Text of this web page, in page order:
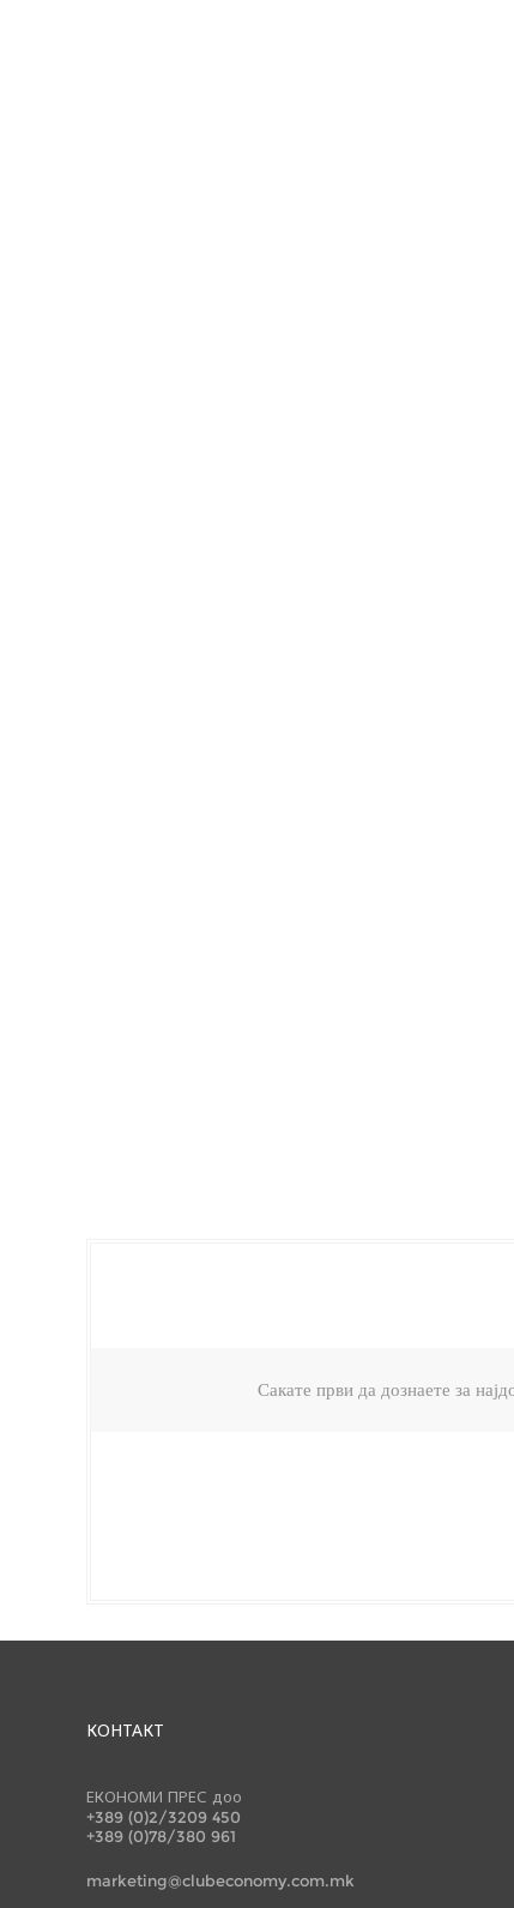
Сакате први да дознаете за
КОНТАКТ
ЕКОНОМИ ПРЕС доо
+389 (0)2/3209 450
+389 (0)78/380 961
marketing@clubeconomy.com.mk